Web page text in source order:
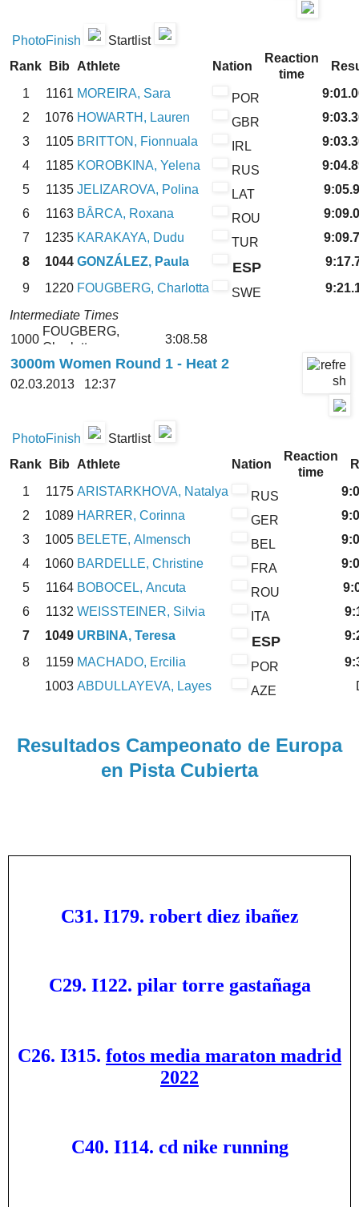
PhotoFinish
Startlist
Rank
Bib Athlete Nation
Reaction
time
1
1161 MOREIRA, Sara POR
2
1076 HOWARTH, Lauren GBR
3
1105 BRITTON, Fionnuala IRL
4
1185 KOROBKINA, Yelena RUS
5
1135 JELIZAROVA, Polina LAT
6
1163 BÂRCA, Roxana ROU
7
1235 KARAKAYA, Dudu TUR
8
1044 GONZÁLEZ, Paula ESP
9
1220 FOUGBERG, Charlotta SWE
Intermediate Times
1000
FOUGBERG,
Charlotta
3:08.58
2000 MOREIRA, Sara
6:10.07
Qualification rule: 4 (Q) + 4 (q)
3000m Women Round 1 - Heat 2
02.03.2013 12:37
PhotoFinish
Startlist
Rank
Bib Athlete Nation
Reaction
time
1
1175 ARISTARKHOVA, Natalya RUS
2
1089 HARRER, Corinna GER
3
1005 BELETE, Almensch BEL
4
1060 BARDELLE, Christine FRA
5
1164 BOBOCEL, Ancuta ROU
6
1132 WEISSTEINER, Silvia ITA
7
1049 URBINA, Teresa ESP
8
1159 MACHADO, Ercilia POR
1003 ABDULLAYEVA, Layes AZE
Resultados Campeonato de Europa
en Pista Cubierta
C31. I179. robert diez ibañez
C29. I122. pilar torre gastañaga
C26. I315. fotos media maraton madrid
2022
C40. I114. cd nike running